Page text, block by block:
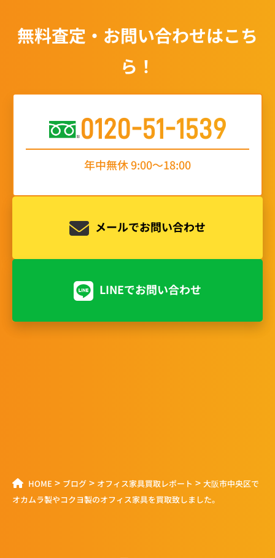
無料査定・お問い合わせはこち
ら！
0120-51-1539
年中無休 9:00〜18:00
メールでお問い合わせ
LINEでお問い合わせ
HOME > ブログ > オフィス家具買取レポート > 大阪市中央区で
オカムラ製やコクヨ製のオフィス家具を買取致しました。